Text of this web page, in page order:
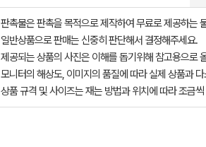
판촉물은 판촉을 목적으로 제작하여 무료로 제공하는
일반상품으로 판매는 신중히 판단해서 결정해주세요.
제공되는 상품의 사진은 이해를 돕기위해 참고용으로
모니터의 해상도, 이미지의 품질에 따라 실제 상품과
상품 규격 및 사이즈는 재는 방법과 위치에 따라 조금